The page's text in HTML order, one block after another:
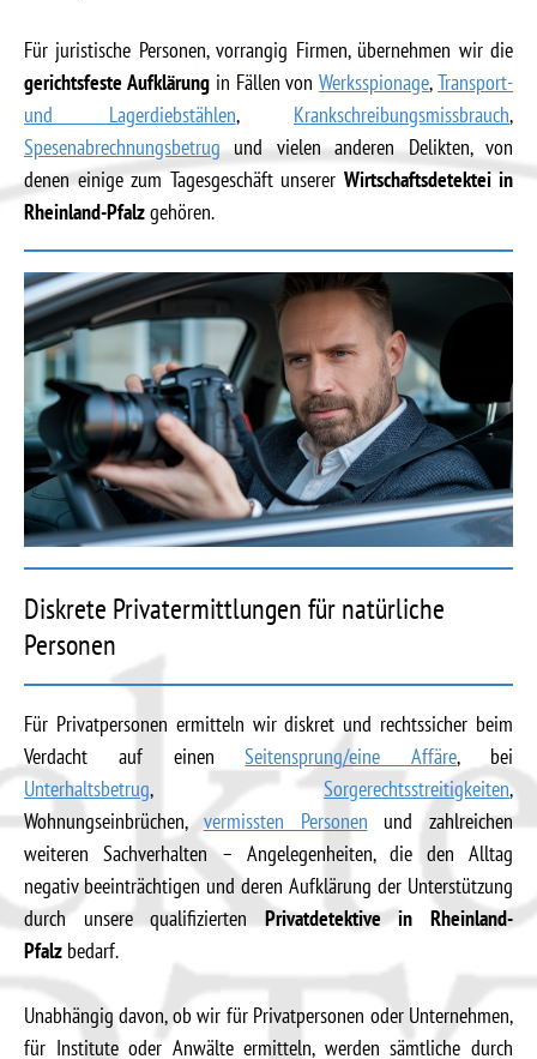
Für juristische Personen, vorrangig Firmen, übernehmen wir die
gerichtsfeste Aufklärungin Fällen vonWerksspionage,Transport-
und Lagerdiebstählen, Krankschreibungsmissbrauch,
Spesenabrechnungsbetrug und vielen anderen Delikten, von
denen einige zum Tagesgeschäft unserer Wirtschaftsdetektei in
Rheinland-Pfalzgehören.
Diskrete Privatermittlungen für natürliche
Personen
Für Privatpersonen ermitteln wir diskret und rechtssicher beim
Verdacht auf einenSeitensprung/eine Affäre, bei
Unterhaltsbetrug,Sorgerechtsstreitigkeiten,
Wohnungseinbrüchen,vermissten Personen und zahlreichen
weiteren Sachverhalten – Angelegenheiten, die den Alltag
negativ beeinträchtigen und deren Aufklärung der Unterstützung
durch unsere qualifizierten Privatdetektive in Rheinland-
Pfalz bedarf.
Unabhängig davon, ob wir für Privatpersonen oder Unternehmen,
für Institute oder Anwälte ermitteln, werden sämtliche durch